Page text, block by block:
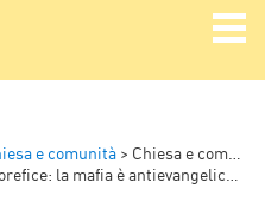
e comunità > Chiesa e comunità
mons. Crociata: manca una coscienza della necessità di unità e pace